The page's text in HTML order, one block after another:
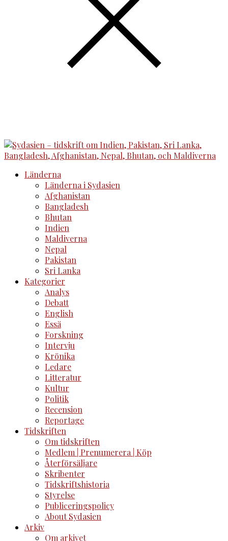
Länderna
Länderna i Sydasien
Afghanistan
Bangladesh
Bhutan
Indien
Maldiverna
Nepal
Pakistan
Sri Lanka
Kategorier
Analys
Debatt
English
Essä
Forskning
Intervju
Krönika
Ledare
Litteratur
Kultur
Politik
Recension
Reportage
Tidskriften
Om tidskriften
Medlem | Prenumerera | Köp
Återförsäljare
Skribenter
Tidskriftshistoria
Styrelse
Publiceringspolicy
About Sydasien
Arkiv
Om arkivet